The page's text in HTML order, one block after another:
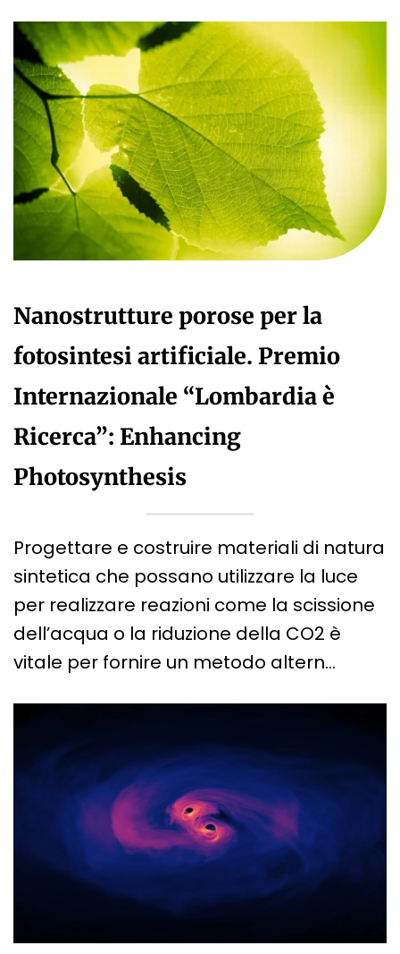
Nanostrutture porose per la
fotosintesi artificiale. Premio
Internazionale “Lombardia è
Ricerca”: Enhancing
Photosynthesis
Progettare e costruire materiali di natura
sintetica che possano utilizzare la luce
per realizzare reazioni come la scissione
dell’acqua o la riduzione della CO2 è
vitale per fornire un metodo altern…